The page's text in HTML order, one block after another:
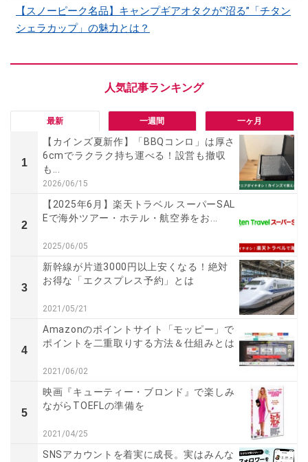
【スノーピーク名品】キャンプギアオタクが“沼る”「チタン
シェラカップ」の魅力とは？
最新 一週間 一ヶ月
1
【カインズ夏新作】「BBQコンロ」は厚さ
6cmでラクラク持ち運べる！設営も撤収
も...
2026/06/15
2
【2025年6月】楽天トラベル スーパーSAL
Eで海外ツアー・ホテル・航空券をお...
2025/06/05
3
新幹線が片道3000円以上安くなる！絶対
お得な「エクスプレス予約」とは
2021/05/21
4
Amazonのポイントサイト「モッピー」で
ポイントを二重取りする方法＆仕組みとは
2021/06/02
5
映画『キューティー・ブロンド』で楽しみ
ながらTOEFLの準備を
2021/04/25
SNSアカウントを着実に成長。実はみんな